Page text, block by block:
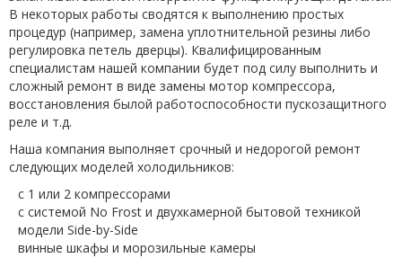
В некоторых работы сводятся к выполнению простых
процедур (например, замена уплотнительной резины либо
регулировка петель дверцы). Квалифицированным
специалистам нашей компании будет под силу выполнить и
сложный ремонт в виде замены мотор компрессора,
восстановления былой работоспособности пускозащитного
реле и т.д.
Наша компания выполняет срочный и недорогой ремонт
следующих моделей холодильников:
с 1 или 2 компрессорами
с системой No Frost и двухкамерной бытовой техникой
модели Side-by-Side
винные шкафы и морозильные камеры